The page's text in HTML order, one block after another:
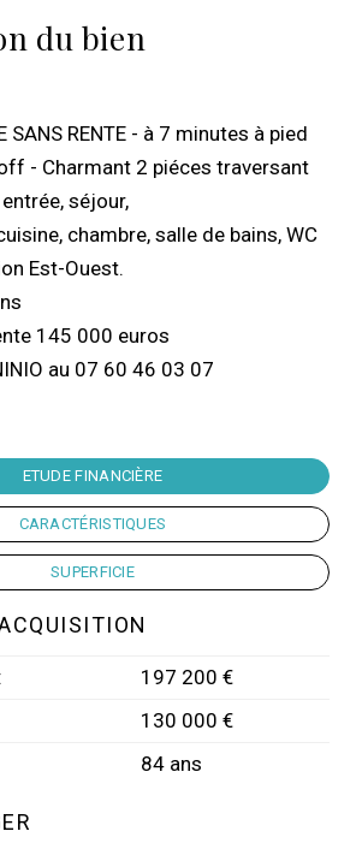
du bien
SANS RENTE - à 7 minutes à pied
- Charmant 2 piéces traversant
séjour,
chambre, salle de bains, WC
Est-Ouest.
145 000 euros
au 07 60 46 03 07
ETUDE FINANCIÈRE
CARACTÉRISTIQUES
SUPERFICIE
197 200 €
130 000 €
84 ans